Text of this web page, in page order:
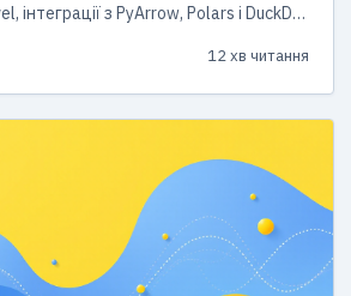
інтеграції з PyArrow, Polars і DuckDB
12 хв читання